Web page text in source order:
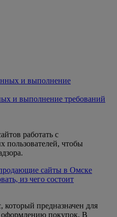
и выполнение требований
работать с
пользователей, чтобы
из чего состоит
который предназначен для
оформлению покупок. В